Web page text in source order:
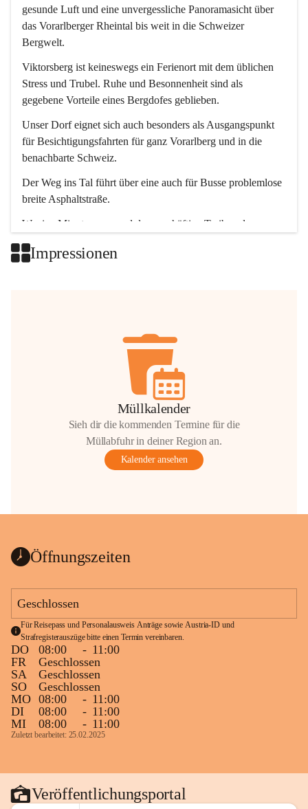
gesunde Luft und eine unvergessliche Panoramasicht über
das Vorarlberger Rheintal bis weit in die Schweizer
Bergwelt.
Viktorsberg ist keineswegs ein Ferienort mit dem üblichen
Stress und Trubel. Ruhe und Besonnenheit sind als
gegebene Vorteile eines Bergdofes geblieben.
Unser Dorf eignet sich auch besonders als Ausgangspunkt
für Besichtigungsfahrten für ganz Vorarlberg und in die
benachbarte Schweiz.
Der Weg ins Tal führt über eine auch für Busse problemlose
breite Asphaltstraße.
Wenige Minuten nur, und das geschäftige Treiben der
Impressionen
Müllkalender
Sieh dir die kommenden Termine für die
Müllabfuhr in deiner Region an.
Kalender ansehen
Öffnungszeiten
Geschlossen
Für Reisepass und Personalausweis Anträge sowie Austria-ID und
Strafregisterauszüge bitte einen Termin vereinbaren.
DO 08:00 - 11:00
FR
Geschlossen
SA
Geschlossen
SO
Geschlossen
MO 08:00 - 11:00
DI
08:00 - 11:00
MI
08:00 - 11:00
Zuletzt bearbeitet: 25.02.2025
Veröffentlichungsportal